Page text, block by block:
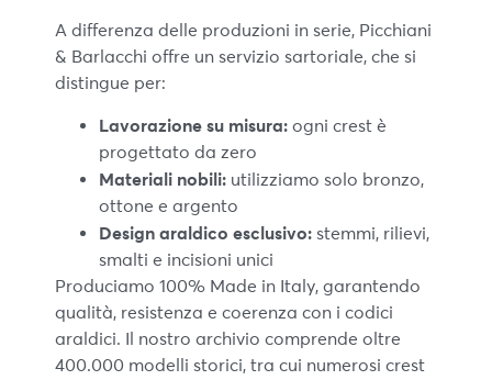
A differenza delle produzioni in serie, Picchiani
& Barlacchi offre un servizio sartoriale, che si
distingue per:
Lavorazione su misura: ogni crest è
progettato da zero
Materiali nobili: utilizziamo solo bronzo,
ottone e argento
Design araldico esclusivo: stemmi, rilievi,
smalti e incisioni unici
Produciamo 100% Made in Italy, garantendo
qualità, resistenza e coerenza con i codici
araldici. Il nostro archivio comprende oltre
400.000 modelli storici, tra cui numerosi crest